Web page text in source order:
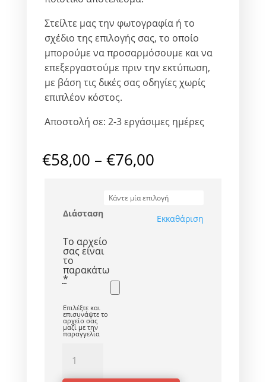
Στείλτε μας την φωτογραφία ή το
σχέδιο της επιλογής σας, το οποίο
μπορούμε να προσαρμόσουμε και να
επεξεργαστούμε πριν την εκτύπωση,
με βάση τις δικές σας οδηγίες χωρίς
επιπλέον κόστος.
Αποστολή σε: 2-3 εργάσιμες ημέρες
€58,00 – €76,00
Διάσταση Εκκαθάριση
Το αρχείο
σας είναι
το
παρακάτω
*
Επιλέξτε και
επισυνάψτε το
αρχείο σας
μαζί με την
παραγγελία
Γάμου
ή